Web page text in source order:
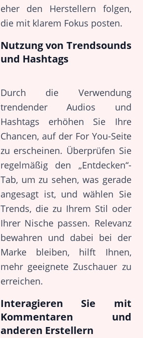
eher den Herstellern folgen,
die mit klarem Fokus posten.
Nutzung von Trendsounds
und Hashtags
Durch die Verwendung
trendender Audios und
Hashtags erhöhen Sie Ihre
Chancen, auf der For You-Seite
zu erscheinen. Überprüfen Sie
regelmäßig den „Entdecken“-
Tab, um zu sehen, was gerade
angesagt ist, und wählen Sie
Trends, die zu Ihrem Stil oder
Ihrer Nische passen. Relevanz
bewahren und dabei bei der
Marke bleiben, hilft Ihnen,
mehr geeignete Zuschauer zu
erreichen.
Interagieren Sie mit
Kommentaren und
anderen Erstellern